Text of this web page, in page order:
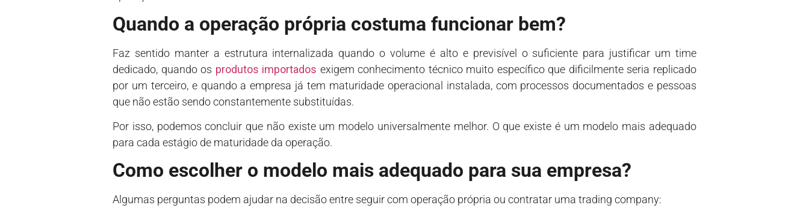
Quando a operação própria costuma funcionar bem?
Faz sentido manter a estrutura internalizada quando o volume é alto e previsível o suficiente para justificar um time
dedicado, quando os produtos importados exigem conhecimento técnico muito específico que dificilmente seria replicado
por um terceiro, e quando a empresa já tem maturidade operacional instalada, com processos documentados e pessoas
que não estão sendo constantemente substituídas.
Por isso, podemos concluir que não existe um modelo universalmente melhor. O que existe é um modelo mais adequado
para cada estágio de maturidade da operação.
Como escolher o modelo mais adequado para sua empresa?
Algumas perguntas podem ajudar na decisão entre seguir com operação própria ou contratar uma trading company: